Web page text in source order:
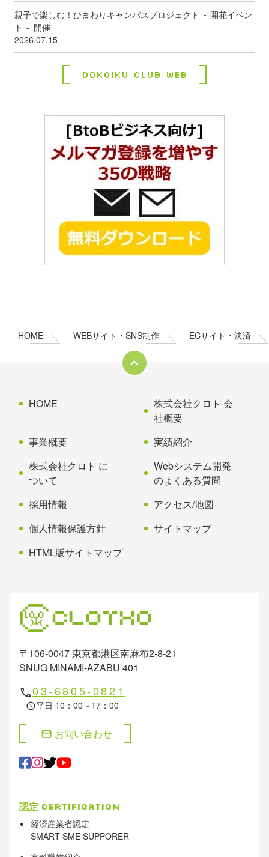
親子で楽しむ！ひまわりキャンパスプロジェクト ～開花イベン
ト～ 開催
2026.07.15
Dokoiku Club Web
HOME WEBサイト・SNS制作 ECサイト・決済
〒106-0047 東京都港区南麻布2-8-21
SNUG MINAMI-AZABU 401
phone03-6805-0821
schedule平日 10：00～17：00
mail お問い合わせ
認定 Certification
経済産業省認定
SMART SME SUPPORER
HOME
株式会社クロト 会
社概要
事業概要
実績紹介
株式会社クロト に
ついて
Webシステム開発
のよくある質問
採用情報
アクセス/地図
個人情報保護方針
サイトマップ
HTML版サイトマップ